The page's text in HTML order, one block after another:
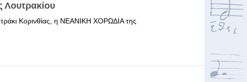
Κορινθίας, η ΝΕΑΝΙΚΗ ΧΟΡΩΔΙΑ της